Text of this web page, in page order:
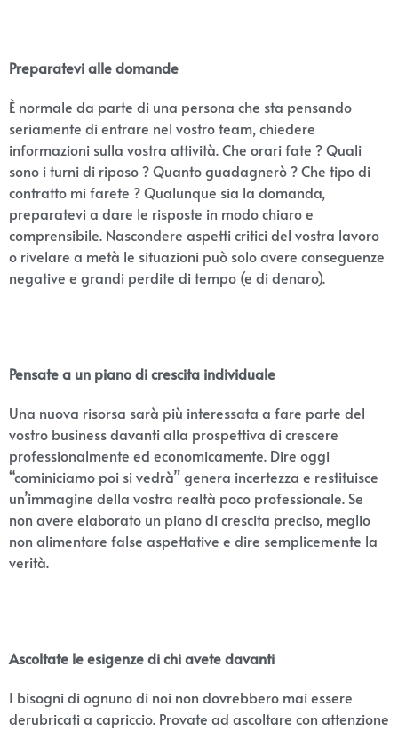
Preparatevi alle domande
È normale da parte di una persona che sta pensando
seriamente di entrare nel vostro team, chiedere
informazioni sulla vostra attività. Che orari fate ? Quali
sono i turni di riposo ? Quanto guadagnerò ? Che tipo di
contratto mi farete ? Qualunque sia la domanda,
preparatevi a dare le risposte in modo chiaro e
comprensibile. Nascondere aspetti critici del vostra lavoro
o rivelare a metà le situazioni può solo avere conseguenze
negative e grandi perdite di tempo (e di denaro).
Pensate a un piano di crescita individuale
Una nuova risorsa sarà più interessata a fare parte del
vostro business davanti alla prospettiva di crescere
professionalmente ed economicamente. Dire oggi
“cominiciamo poi si vedrà” genera incertezza e restituisce
un’immagine della vostra realtà poco professionale. Se
non avere elaborato un piano di crescita preciso, meglio
non alimentare false aspettative e dire semplicemente la
verità.
Ascoltate le esigenze di chi avete davanti
I bisogni di ognuno di noi non dovrebbero mai essere
derubricati a capriccio. Provate ad ascoltare con attenzione